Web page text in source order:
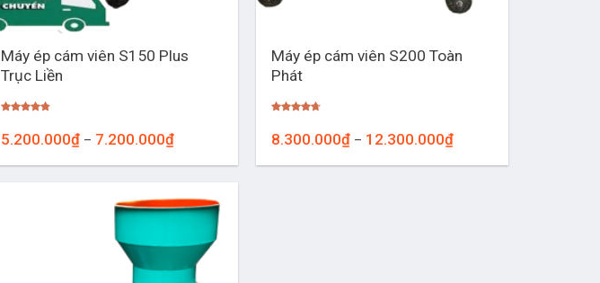
Máy ép cám viên S150 Plus
Trục Liền
5 sao
5.200.000₫ – 7.200.000₫Khoảng
từ
7.200.000₫
Máy ép cám viên S200 Toàn
Phát
5 sao
8.300.000₫ – 12.300.000₫Khoảng
từ